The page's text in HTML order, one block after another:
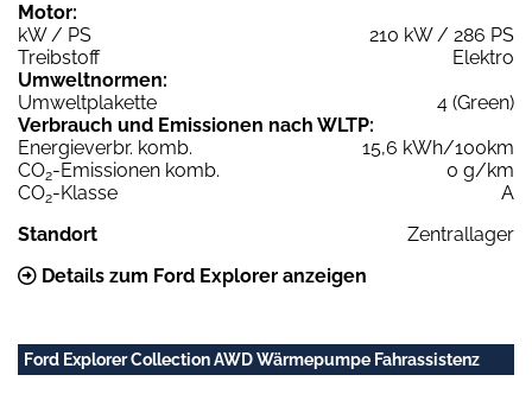
Motor:
kW / PS
210 kW / 286 PS
Treibstoff
Elektro
Umweltnormen:
Umweltplakette
4 (Green)
Verbrauch und Emissionen nach WLTP:
Energieverbr. komb.
15,6 kWh/100km
CO2-Emissionen komb.
0 g/km
CO2-Klasse
A
Standort
Zentrallager
Details zum Ford Explorer anzeigen
Ford Explorer Collection AWD Wärmepumpe Fahrassistenz